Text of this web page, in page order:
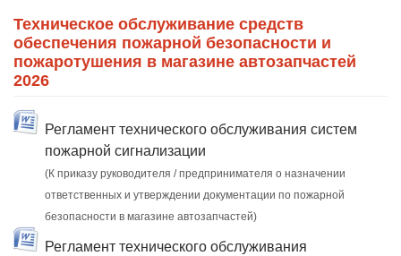
Техническое обслуживание средств
обеспечения пожарной безопасности и
пожаротушения в магазине автозапчастей
2026
Регламент технического обслуживания систем
пожарной сигнализации
(К приказу руководителя / предпринимателя о назначении
ответственных и утверждении документации по пожарной
безопасности в магазине автозапчастей)
Регламент технического обслуживания